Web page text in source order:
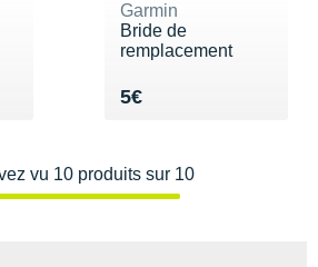
Garmin
Bride de
remplacement
5€
Vendu 5€
vu 10 produits sur 10